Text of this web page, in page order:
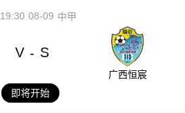
08-09
19:30 中甲
V - S
广西恒宸
即将开始